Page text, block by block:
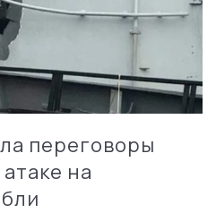
переговоры
на